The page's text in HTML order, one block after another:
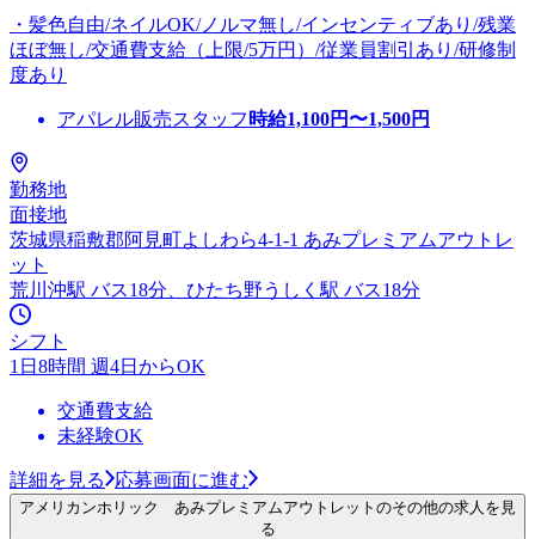
・髪色自由/ネイルOK/ノルマ無し/インセンティブあり/残業
ほぼ無し/交通費支給（上限/5万円）/従業員割引あり/研修制
度あり
アパレル販売スタッフ 時給1,100円〜1,500円
勤務地
面接地
茨城県稲敷郡阿見町よしわら4-1-1 あみプレミアムアウトレ
ット
荒川沖駅 バス18分、ひたち野うしく駅 バス18分
シフト
1日8時間 週4日からOK
交通費支給
未経験OK
詳細を見る 応募画面に進む
アメリカンホリック あみプレミアムアウトレットのその他の求人を見
る